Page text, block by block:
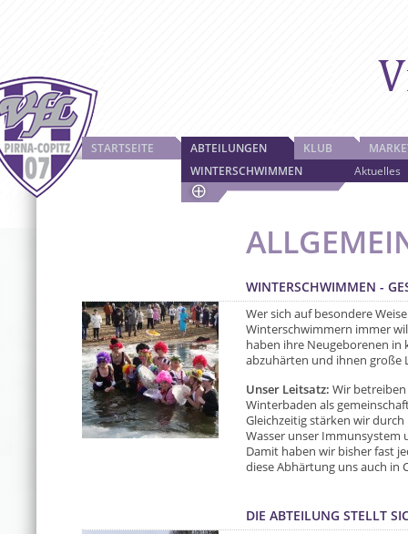
STARTSEITE
ABTEILUNGEN
WINTERSCHWIMMEN
Aktuelles
KLUB
WINTERSCHWIMMEN -
Wer sich auf besondere
Winterschwimmern immer
haben ihre Neugeborenen in
abzuhärten und ihnen große
Unser Leitsatz: Wir
Winterbaden als
Gleichzeitig stärken wir
Wasser unser Immunsystem
Damit haben wir bisher fast
diese Abhärtung uns auch in
DIE ABTEILUNG STELLT